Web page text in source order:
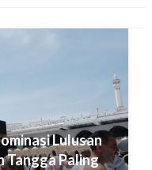
Lulusan
Tangga Paling